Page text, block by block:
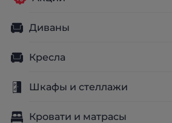
Диваны
Кресла
Шкафы и стеллажи
Кровати и матрасы